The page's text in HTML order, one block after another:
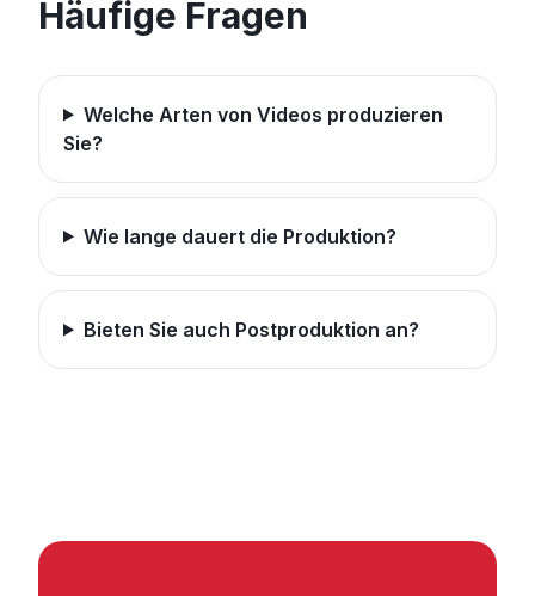
Häufige Fragen
Welche Arten von Videos produzieren
Sie?
Wie lange dauert die Produktion?
Bieten Sie auch Postproduktion an?